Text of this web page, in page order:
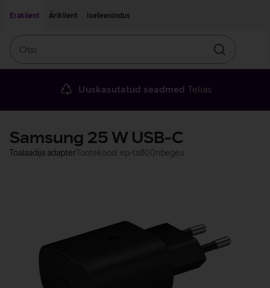
Eraklient
Äriklient Iseteenindus
Otsin
Uuskasutatud seadmed Telias
Samsung 25 W USB-C
Toalaadija adapterTootekood: ep-ta800nbegeu